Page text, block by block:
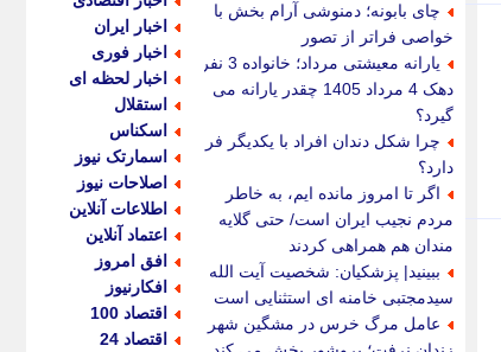
چای بابونه؛ دمنوشی آرام بخش با
خواصی فراتر از تصور
یارانه معیشتی مرداد؛ خانواده 3 نفره
دهک 4 مرداد 1405 چقدر یارانه می
گیرد؟
چرا شکل دندان افراد با یکدیگر فرق
دارد؟
اگر تا امروز مانده ایم، به خاطر
مردم نجیب ایران است/ حتی گلایه
مندان هم همراهی کردند
ببینید| پزشکیان: شخصیت آیت الله
سیدمجتبی خامنه ای استثنایی است
عامل مرگ خرس در مشگین شهر
اخبار ایران
اخبار فوری
اخبار لحظه ای
استقلال
اسکناس
اسمارتک نیوز
اصلاحات نیوز
اطلاعات آنلاین
اعتماد آنلاین
افق امروز
افکارنیوز
اقتصاد 100
اقتصاد 24